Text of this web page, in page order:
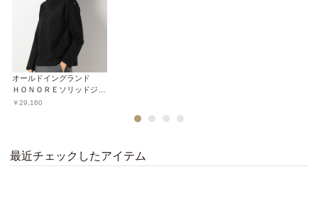
オールドイングランド
￥29,160
2 3 4
最近チェックしたアイテム